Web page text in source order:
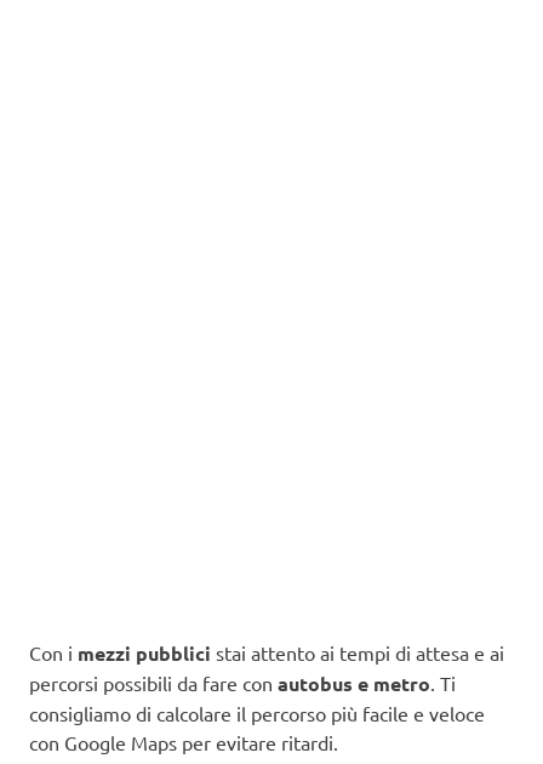
Con i mezzi pubblici stai attento ai tempi di attesa e ai
percorsi possibili da fare con autobus e metro. Ti
consigliamo di calcolare il percorso più facile e veloce
con Google Maps per evitare ritardi.